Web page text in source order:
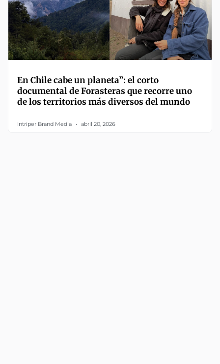
En Chile cabe un planeta”: el corto
documental de Forasteras que recorre uno
de los territorios más diversos del mundo
Intriper Brand Media abril 20, 2026